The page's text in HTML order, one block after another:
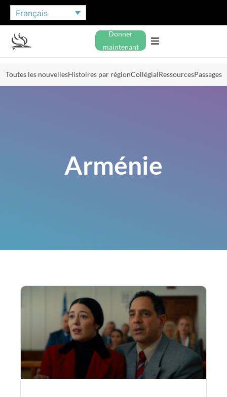
Français
Donner
maintenant
Toutes les nouvellesHistoires par régionCollégialRessourcesPassages
Arménie